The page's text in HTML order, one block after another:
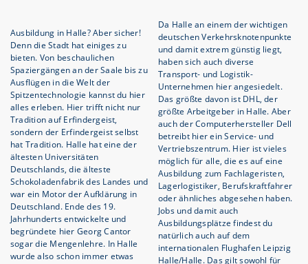
Ausbildung in Halle? Aber sicher!
Denn die Stadt hat einiges zu
bieten. Von beschaulichen
Spaziergängen an der Saale bis zu
Ausflügen in die Welt der
Spitzentechnologie kannst du hier
alles erleben. Hier trifft nicht nur
Tradition auf Erfindergeist,
sondern der Erfindergeist selbst
hat Tradition. Halle hat eine der
ältesten Universitäten
Deutschlands, die älteste
Schokoladenfabrik des Landes und
war ein Motor der Aufklärung in
Deutschland. Ende des 19.
Jahrhunderts entwickelte und
begründete hier Georg Cantor
sogar die Mengenlehre. In Halle
wurde also schon immer etwas
Da Halle an einem der wichtigen
deutschen Verkehrsknotenpunkte
und damit extrem günstig liegt,
haben sich auch diverse
Transport- und Logistik-
Unternehmen hier angesiedelt.
Das größte davon ist DHL, der
größte Arbeitgeber in Halle. Aber
auch der Computerhersteller Dell
betreibt hier ein Service- und
Vertriebszentrum. Hier ist vieles
möglich für alle, die es auf eine
Ausbildung zum Fachlageristen,
Lagerlogistiker, Berufskraftfahrer
oder ähnliches abgesehen haben.
Jobs und damit auch
Ausbildungsplätze findest du
natürlich auch auf dem
internationalen Flughafen Leipzig
Halle/Halle. Das gilt sowohl für